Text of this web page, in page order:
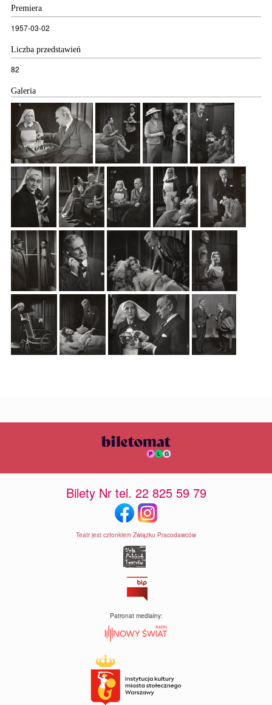
Premiera
1957-03-02
Liczba przedstawień
82
Galeria
Bilety Nr tel. 22 825 59 79
Teatr jest członkiem Związku Pracodawców
Patronat medialny: